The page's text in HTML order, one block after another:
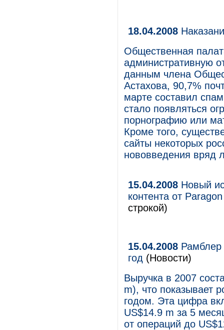
18.04.2008
Общественная
административную
данным члена
Астахова, 90,7%
марте составил
стало появляться
порнографию или
Кроме того,
сайты некоторых
нововведения вряд
15.04.2008 Новый
контента от
строкой)
15.04.2008
год (Новости)
Выручка в 2007
m), что показывает
годом. Эта цифра
US$14.9 m за 5
от операций до